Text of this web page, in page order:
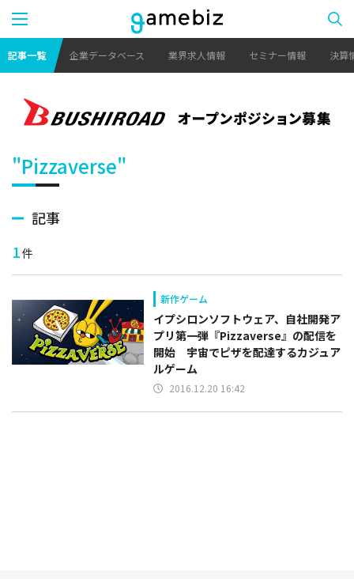
記事一覧 企業データベース 業界求人情報 セミナー情報 決算
"Pizzaverse"
記事
1件
新作ゲーム
イプシロンソフトウェア、自社開発ア
プリ第一弾『Pizzaverse』の配信を
開始 宇宙でピザを配達するカジュア
ルゲーム
2016.12.20 16:42